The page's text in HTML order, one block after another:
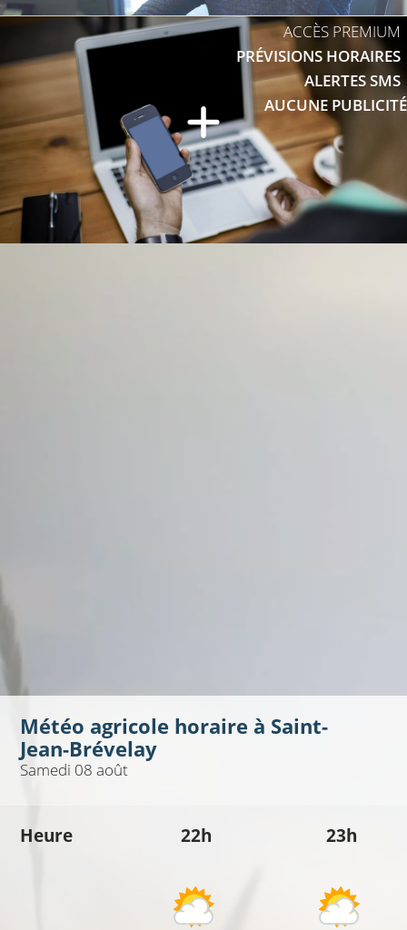
ACCÈS PREMIUM
PRÉVISIONS HORAIRES
ALERTES SMS
AUCUNE PUBLICITÉ
Météo agricole horaire à Saint-
Jean-Brévelay
Samedi 08 août
Heure 22h 23h